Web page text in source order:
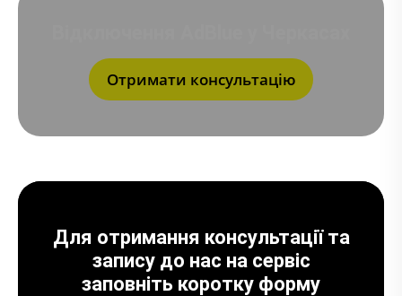
Отримати консультацію
Для отримання консультації та
запису до нас на сервіс
заповніть коротку форму